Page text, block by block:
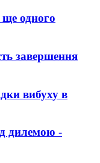
одного
завершення
вибуху в
дилемою -